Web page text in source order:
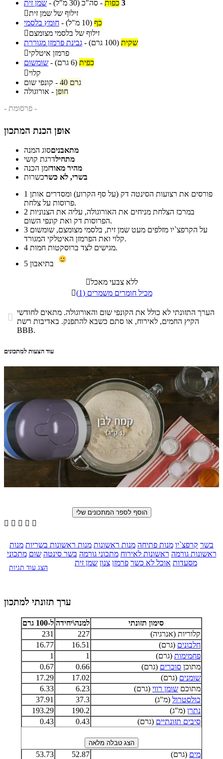
שמן זית - 3 כפות - סה"כ (30 מ"ל)
זילוף של שמן זית
חומץ בלסמי - כף (10 מ"ל)
זילוף של בלסמי מצומצם
גבינת פרמזן מגוררת - שקית (100 גרם)
פרמזן איטלקי
שומשום - כפית (6 גרם)
קלוי
קונפי שום -
40 גרם
אורוגולה - חופן
- פרסומת -
אופן הכנת המתכון
מתאבניםסוג המנה
מתחילדרגת קושי
מהיר מאודזמן הכנה
בשרי, לא כשרכשרות
1
פרוסות על צלחת.
2
הפרוסות דק ואת קונפי השום.
3
קלוי ואת הפרמזן האיטלקי המגורד.
4
מגישים לצד ברוסקטות חמות.
5
ללא צבעי מאכל

מכיל חומרים משמרים (1)
 הערך התזונתי לא כולל את הקונפי שום והאורוגולה. מתאים לחודשי
הקיץ החמים, לאירוח, או סתם כשבא להתפנק. באדיבות רשת
BBB.
עוד הצעות למתכונים
    
בשר קרפצ`יו מנות פתיחה מנות ראשונות מנות ראשונות בשריות מנות
ראשונות גורמה ראשונות לאירוח מתכוני גורמה בשר סינטה שום מתכוני
מסעדות אוכל לא כשר פרמזן צנון שמן זית
הצג עוד תגיות
ערך תזונתי למתכון
סימון תזונתי למנה\יחידה ל-100 גרם
קלוריות (אנרגיה)
227
231
חלבונים (גרם) 16.51
16.77
פחמימות (גרם) 1
1
מתוכן סוכרים (גרם) 0.66
0.67
שומנים (גרם) 17.02
17.29
מתוכם שומן רווי (גרם) 6.23
6.33
כולסטרול (מ"ג) 37.3
37.91
נתרן (מ"ג) 190.2
193.29
סיבים תזונתיים (גרם) 0.43
0.43
מים (גרם) 52.87
53.73